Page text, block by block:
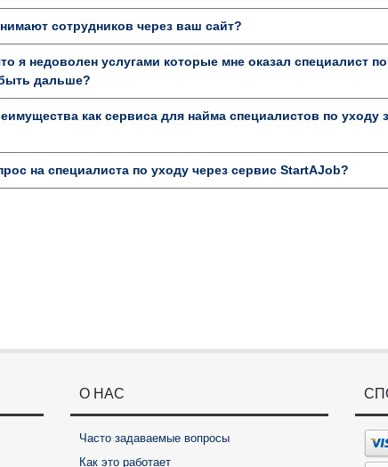
сотрудников через ваш сайт?
я недоволен услугами которые мне оказал специалист
дальше?
как сервиса для найма специалистов по уходу
на специалиста по уходу через сервис StartAJob?
О НАС
Часто задаваемые вопросы
Как это работает